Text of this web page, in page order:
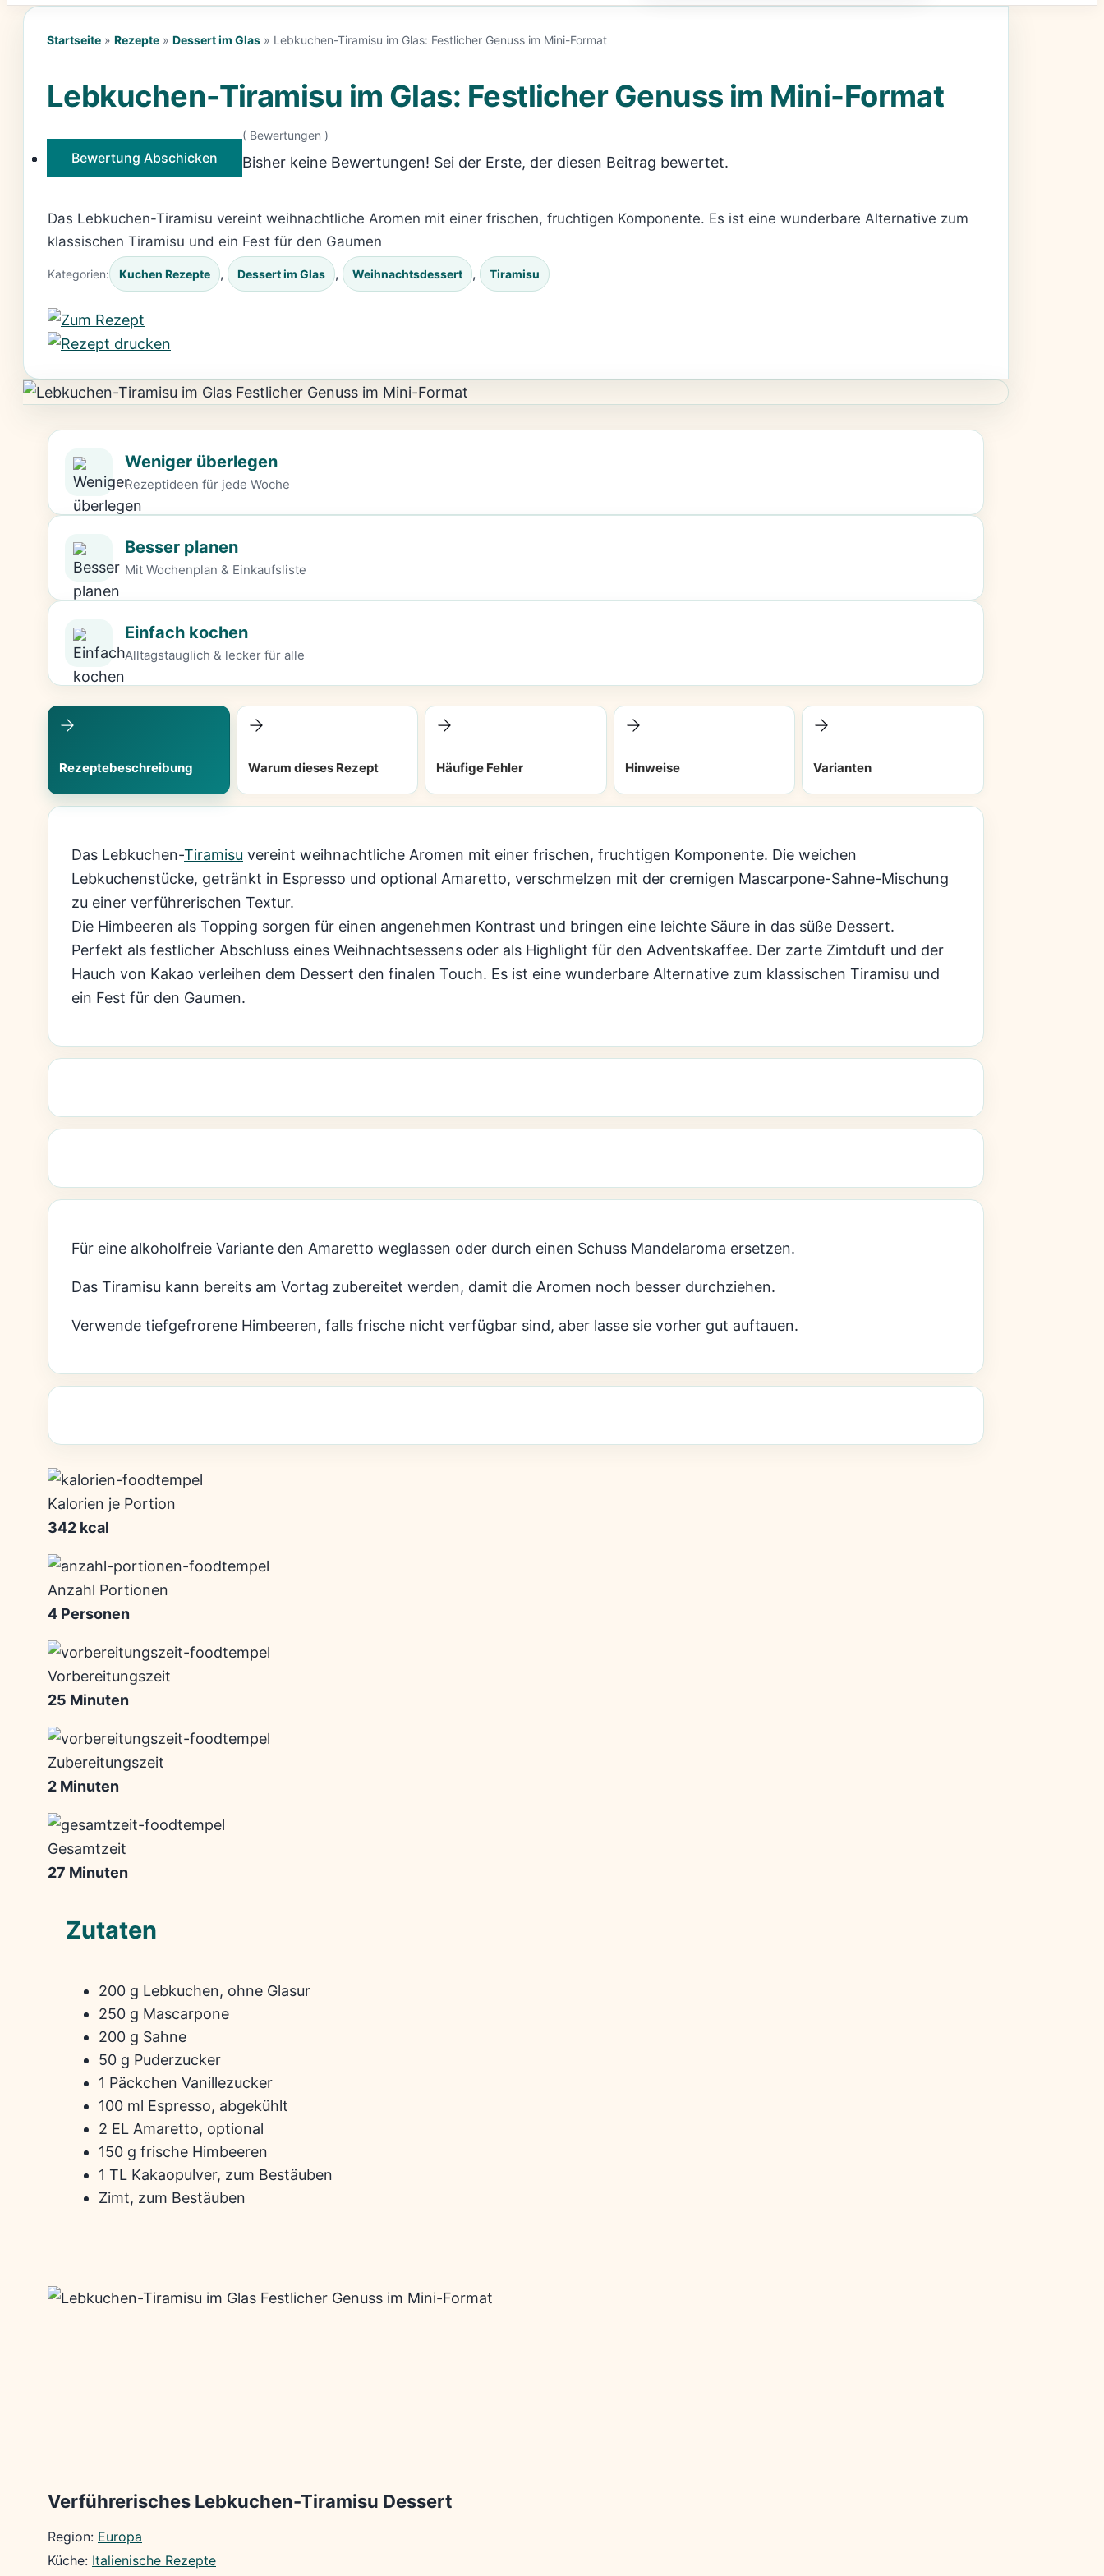
Startseite » Rezepte » Dessert im Glas » Lebkuchen-Tiramisu im Glas: Festlicher Genuss im Mini-Format
Lebkuchen-Tiramisu im Glas: Festlicher Genuss im Mini-Format
Bewertung Abschicken
( Bewertungen )
Bisher keine Bewertungen! Sei der Erste, der diesen Beitrag bewertet.
Das Lebkuchen-Tiramisu vereint weihnachtliche Aromen mit einer frischen, fruchtigen Komponente. Es ist eine wunderbare Alternative zum
klassischen Tiramisu und ein Fest für den Gaumen
Kategorien: Kuchen Rezepte , Dessert im Glas , Weihnachtsdessert , Tiramisu
Weniger überlegen
Rezeptideen für jede Woche
Besser planen
Mit Wochenplan & Einkaufsliste
Einfach kochen
Alltagstauglich & lecker für alle
Rezeptebeschreibung Warum dieses Rezept Häufige Fehler Hinweise Varianten
Das Lebkuchen-Tiramisu vereint weihnachtliche Aromen mit einer frischen, fruchtigen Komponente. Die weichen
Lebkuchenstücke, getränkt in Espresso und optional Amaretto, verschmelzen mit der cremigen Mascarpone-Sahne-Mischung
zu einer verführerischen Textur.
Die Himbeeren als Topping sorgen für einen angenehmen Kontrast und bringen eine leichte Säure in das süße Dessert.
Perfekt als festlicher Abschluss eines Weihnachtsessens oder als Highlight für den Adventskaffee. Der zarte Zimtduft und der
Hauch von Kakao verleihen dem Dessert den finalen Touch. Es ist eine wunderbare Alternative zum klassischen Tiramisu und
ein Fest für den Gaumen.
Für eine alkoholfreie Variante den Amaretto weglassen oder durch einen Schuss Mandelaroma ersetzen.
Das Tiramisu kann bereits am Vortag zubereitet werden, damit die Aromen noch besser durchziehen.
Verwende tiefgefrorene Himbeeren, falls frische nicht verfügbar sind, aber lasse sie vorher gut auftauen.
Kalorien je Portion
342 kcal
Anzahl Portionen
4 Personen
Vorbereitungszeit
25 Minuten
Zubereitungszeit
2 Minuten
Gesamtzeit
27 Minuten
Zutaten
200 g Lebkuchen, ohne Glasur
250 g Mascarpone
200 g Sahne
50 g Puderzucker
1 Päckchen Vanillezucker
100 ml Espresso, abgekühlt
2 EL Amaretto, optional
150 g frische Himbeeren
1 TL Kakaopulver, zum Bestäuben
Zimt, zum Bestäuben
Verführerisches Lebkuchen-Tiramisu Dessert
Region: Europa
Küche: Italienische Rezepte